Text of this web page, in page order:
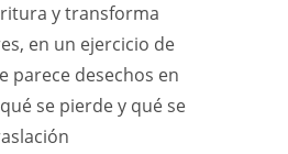
y transforma
en un ejercicio de
parece desechos en
se pierde y qué se